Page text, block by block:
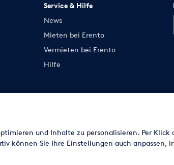
Service & Hilfe
News
Mieten bei Erento
Vermieten bei Erento
Hilfe
und Inhalte zu personalisieren. Per
können Sie Ihre Einstellungen auch anpassen,